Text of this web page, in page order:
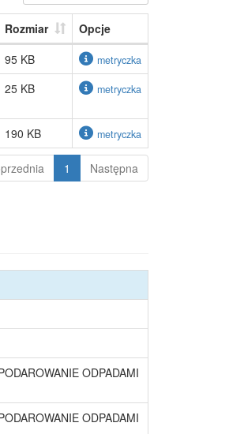
Rozmiar
Opcje
95 KB metryczka
25 KB metryczka
190 KB metryczka
1 Następna
ODPADAMI
ODPADAMI